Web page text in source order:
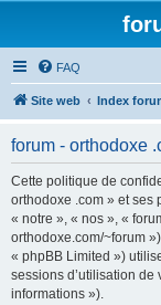
FAQ
Site web Index
forum - orthodoxe
Cette politique de
orthodoxe .com » et ses
« notre », « nos », «
orthodoxe.com/~forum
« phpBB Limited »)
sessions d’utilisation
informations »).